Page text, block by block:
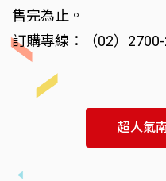
售完為止。
訂購專線：（02）
超人氣